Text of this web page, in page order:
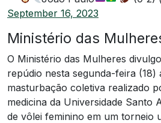
September 16, 2023
Ministério das
O Ministério das Mulheres
repúdio nesta segunda-feira (18)
masturbação coletiva realizado
medicina da Universidade Santo
de vôlei feminino em um torneio